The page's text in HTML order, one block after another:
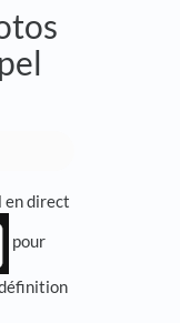
en direct
pour